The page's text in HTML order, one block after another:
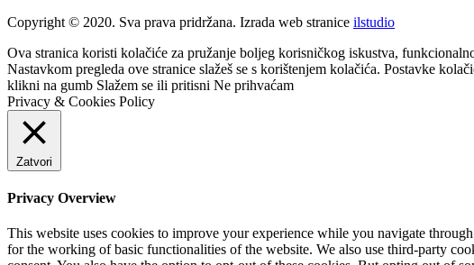
Copyright © 2020. Sva prava pridržana. Izrada web stranice ilstudio
Ova stranica koristi kolačiće za pružanje boljeg korisničkog iskustva,
Nastavkom pregleda ove stranice slažeš se s korištenjem kolačića. Postavke
klikni na gumb Slažem se ili pritisni Ne prihvaćam
Privacy & Cookies Policy
Zatvori
Privacy Overview
This website uses cookies to improve your experience while you navigate
for the working of basic functionalities of the website. We also use third-party